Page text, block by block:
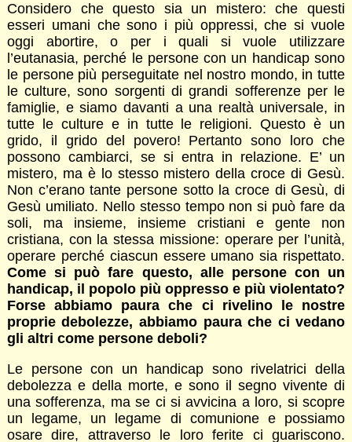
Considero che questo sia un mistero: che questi
esseri umani che sono i più oppressi, che si vuole
oggi abortire, o per i quali si vuole utilizzare
l’eutanasia, perché le persone con un handicap sono
le persone più perseguitate nel nostro mondo, in tutte
le culture, sono sorgenti di grandi sofferenze per le
famiglie, e siamo davanti a una realtà universale, in
tutte le culture e in tutte le religioni. Questo è un
grido, il grido del povero! Pertanto sono loro che
possono cambiarci, se si entra in relazione. E’ un
mistero, ma è lo stesso mistero della croce di Gesù.
Non c’erano tante persone sotto la croce di Gesù, di
Gesù umiliato. Nello stesso tempo non si può fare da
soli, ma insieme, insieme cristiani e gente non
cristiana, con la stessa missione: operare per l’unità,
operare perché ciascun essere umano sia rispettato.
Come si può fare questo, alle persone con un
handicap, il popolo più oppresso e più violentato?
Forse abbiamo paura che ci rivelino le nostre
proprie debolezze, abbiamo paura che ci vedano
gli altri come persone deboli?
Le persone con un handicap sono rivelatrici della
debolezza e della morte, e sono il segno vivente di
una sofferenza, ma se ci si avvicina a loro, si scopre
un legame, un legame di comunione e possiamo
osare dire, attraverso le loro ferite ci guariscono.